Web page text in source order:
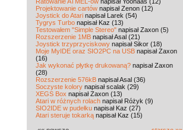
Projektowanie cartów napisał Zenon (12)
Joystick do Atari napisał Larek (54)
Tygrys Turbo napisał Kaz (13)
Testowałem "Simple Stereo" napisał Zaxon (5)
Rozszerzenie 1MB napisał Asal (21)
Joystick trzyprzyciskowy napisał Sikor (18)
Moje MyIDE oraz SIO2PC na USB napisał Zaxon
(16)
Jak wykonać płytkę drukowaną? napisał Zaxon
(28)
Rozszerzenie 576kB napisał Asal (36)
Soczyste kolory napisał scalak (29)
XEGS Box napisał Zaxon (13)
Atari w różnych rolach napisał Różyk (9)
SIO2IDE w pudełku napisał Kaz (27)
Atari steruje tokarką napisał Kaz (15)